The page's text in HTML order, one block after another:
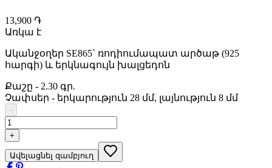
13,900 ֏
Առկա է
Ականջօղեր SE865` ռոդիումապատ արծաթ (925
հարգի) և երկնագույն խալցեդոն
Քաշը - 2.30 գր.
Չափսեր - երկարություն 28 մմ, լայնություն 8 մմ
-
+
Ավելացնել զամբյուղ